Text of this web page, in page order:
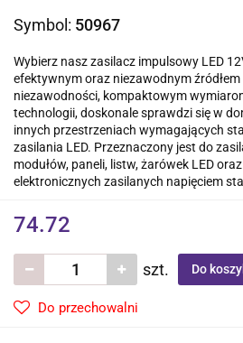
Symbol: 50967
Wybierz nasz zasilacz impulsowy LED
efektywnym oraz niezawodnym źródłem
niezawodności, kompaktowym
technologii, doskonale sprawdzi się w
innych przestrzeniach wymagających
zasilania LED. Przeznaczony jest do
modułów, paneli, listw, żarówek LED
elektronicznych zasilanych napięciem
74.72
szt. Do
Do przechowalni